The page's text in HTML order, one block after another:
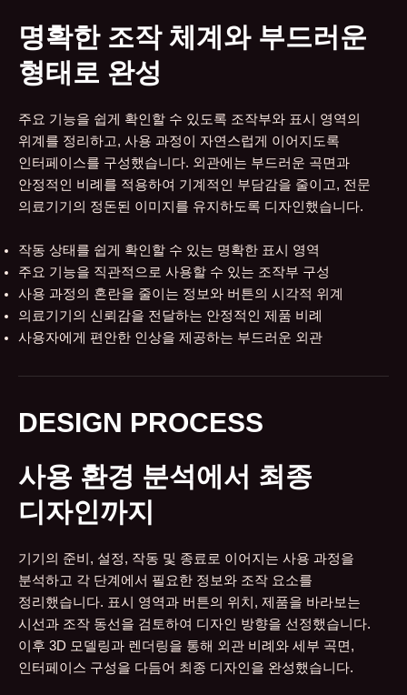
명확한 조작 체계와 부드러운
형태로 완성
주요 기능을 쉽게 확인할 수 있도록 조작부와 표시 영역의
위계를 정리하고, 사용 과정이 자연스럽게 이어지도록
인터페이스를 구성했습니다. 외관에는 부드러운 곡면과
안정적인 비례를 적용하여 기계적인 부담감을 줄이고, 전문
의료기기의 정돈된 이미지를 유지하도록 디자인했습니다.
작동 상태를 쉽게 확인할 수 있는 명확한 표시 영역
주요 기능을 직관적으로 사용할 수 있는 조작부 구성
사용 과정의 혼란을 줄이는 정보와 버튼의 시각적 위계
의료기기의 신뢰감을 전달하는 안정적인 제품 비례
사용자에게 편안한 인상을 제공하는 부드러운 외관
DESIGN PROCESS
사용 환경 분석에서 최종
디자인까지
기기의 준비, 설정, 작동 및 종료로 이어지는 사용 과정을
분석하고 각 단계에서 필요한 정보와 조작 요소를
정리했습니다. 표시 영역과 버튼의 위치, 제품을 바라보는
시선과 조작 동선을 검토하여 디자인 방향을 선정했습니다.
이후 3D 모델링과 렌더링을 통해 외관 비례와 세부 곡면,
인터페이스 구성을 다듬어 최종 디자인을 완성했습니다.